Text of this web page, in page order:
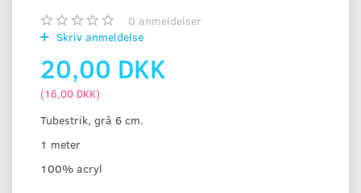
0 anmeldelser
Skriv anmeldelse
20,00 DKK
(16,00 DKK)
Tubestrik, grå 6 cm.
1 meter
100% acryl